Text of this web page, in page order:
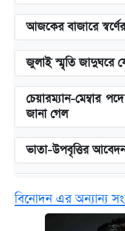
আজকের বাজারে
জুলাই স্মৃতি জাদুঘরে
চেয়ারম্যান-মেম্বার
জানা গেল
ভাতা-উপবৃত্তির
‘গুলশানের চামেলি’
বিনোদন এর অন্যান্য